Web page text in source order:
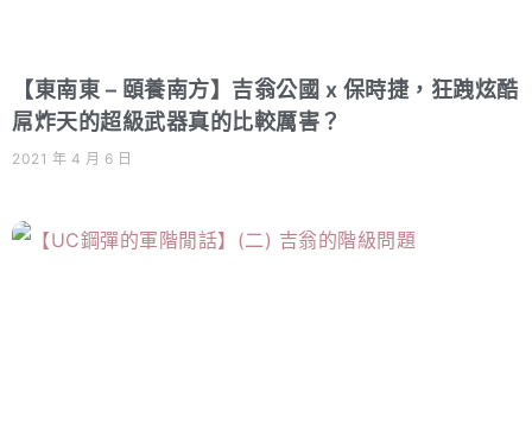
【東南東 – 頤養南方】吉翁公國 x 保時捷，狂跩炫酷
屌炸天的超級武器真的比較厲害？
2021 年 4 月 6 日